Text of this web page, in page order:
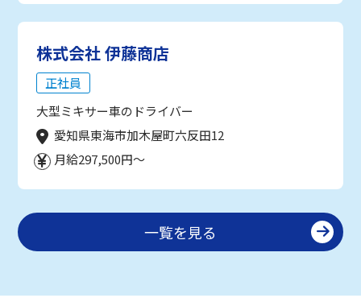
株式会社 伊藤商店
正社員
大型ミキサー車のドライバー
愛知県東海市加木屋町六反田12
月給297,500円～
一覧を見る